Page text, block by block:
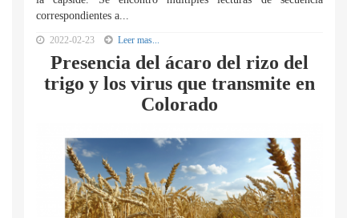
correspondientes a...
2022-02-23 Leer mas...
Presencia del ácaro del rizo del
trigo y los virus que transmite en
Colorado